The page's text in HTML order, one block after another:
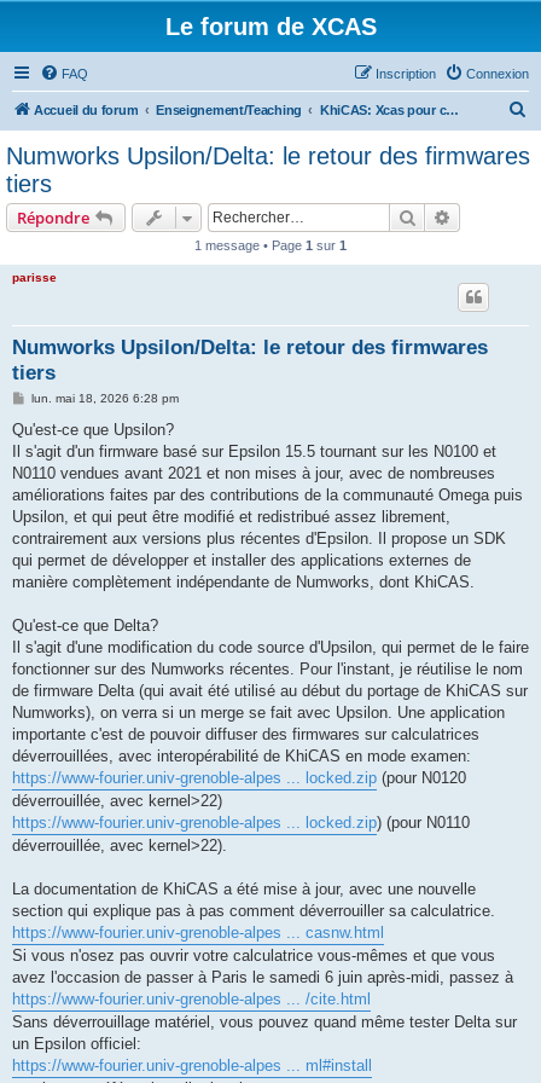
Le forum de XCAS
FAQ Connexion
Inscription
Accueil du forum Enseignement/Teaching KhiCAS: Xcas pour calculatrices HP, Numworks, Casio, TI83 et Nspire
c
Numworks Upsilon/Delta: le retour des firmwares
tiers
Répondre Rechercher
1 message • Page 1 sur 1
parisse
Numworks Upsilon/Delta: le retour des firmwares
tiers
M
s
a
g
lun. mai 18, 2026 6:28 pm
Qu'est-ce que Upsilon?
Il s'agit d'un firmware basé sur Epsilon 15.5 tournant sur les N0100 et
N0110 vendues avant 2021 et non mises à jour, avec de nombreuses
améliorations faites par des contributions de la communauté Omega puis
Upsilon, et qui peut être modifié et redistribué assez librement,
contrairement aux versions plus récentes d'Epsilon. Il propose un SDK
qui permet de développer et installer des applications externes de
manière complètement indépendante de Numworks, dont KhiCAS.
Qu'est-ce que Delta?
Il s'agit d'une modification du code source d'Upsilon, qui permet de le faire
fonctionner sur des Numworks récentes. Pour l'instant, je réutilise le nom
de firmware Delta (qui avait été utilisé au début du portage de KhiCAS sur
Numworks), on verra si un merge se fait avec Upsilon. Une application
importante c'est de pouvoir diffuser des firmwares sur calculatrices
déverrouillées, avec interopérabilité de KhiCAS en mode examen:
https://www-fourier.univ-grenoble-alpes ... locked.zip (pour N0120
déverrouillée, avec kernel>22)
https://www-fourier.univ-grenoble-alpes ... locked.zip) (pour N0110
déverrouillée, avec kernel>22).
La documentation de KhiCAS a été mise à jour, avec une nouvelle
section qui explique pas à pas comment déverrouiller sa calculatrice.
https://www-fourier.univ-grenoble-alpes ... casnw.html
Si vous n'osez pas ouvrir votre calculatrice vous-mêmes et que vous
avez l'occasion de passer à Paris le samedi 6 juin après-midi, passez à
https://www-fourier.univ-grenoble-alpes ... /cite.html
Sans déverrouillage matériel, vous pouvez quand même tester Delta sur
un Epsilon officiel:
https://www-fourier.univ-grenoble-alpes ... ml#install